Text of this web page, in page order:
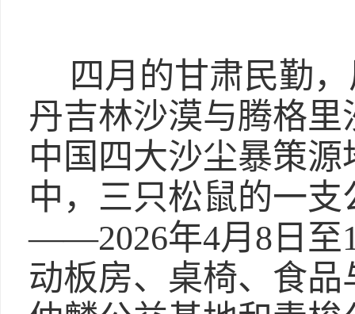
四月的甘肃民勤
丹吉林沙漠与腾格
中国四大沙尘暴策
中，三只松鼠的一
——2026年4月8日至
动板房、桌椅、食